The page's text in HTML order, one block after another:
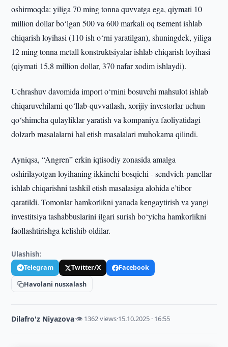
oshirmoqda: yiliga 70 ming tonna quvvatga ega, qiymati 10
million dollar bo‘lgan 500 va 600 markali oq tsement ishlab
chiqarish loyihasi (110 ish o‘rni yaratilgan), shuningdek, yiliga
12 ming tonna metall konstruktsiyalar ishlab chiqarish loyihasi
(qiymati 15,8 million dollar, 370 nafar xodim ishlaydi).
Uchrashuv davomida import o‘rnini bosuvchi mahsulot ishlab
chiqaruvchilarni qo‘llab-quvvatlash, xorijiy investorlar uchun
qo‘shimcha qulayliklar yaratish va kompaniya faoliyatidagi
dolzarb masalalarni hal etish masalalari muhokama qilindi.
Ayniqsa, “Angren” erkin iqtisodiy zonasida amalga
oshirilayotgan loyihaning ikkinchi bosqichi - sendvich-panellar
ishlab chiqarishni tashkil etish masalasiga alohida e’tibor
qaratildi. Tomonlar hamkorlikni yanada kengaytirish va yangi
investitsiya tashabbuslarini ilgari surish bo‘yicha hamkorlikni
faollashtirishga kelishib oldilar.
Ulashish:
Telegram Twitter/X
Facebook
Havolani nusxalash
Dilafro'z Niyazova·👁 1362 views·15.10.2025 · 16:55